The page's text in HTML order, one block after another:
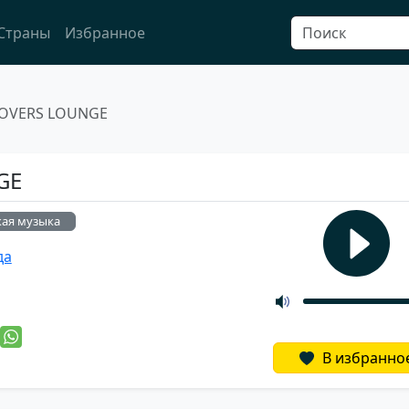
Избранное
LOUNGE
музыка
В